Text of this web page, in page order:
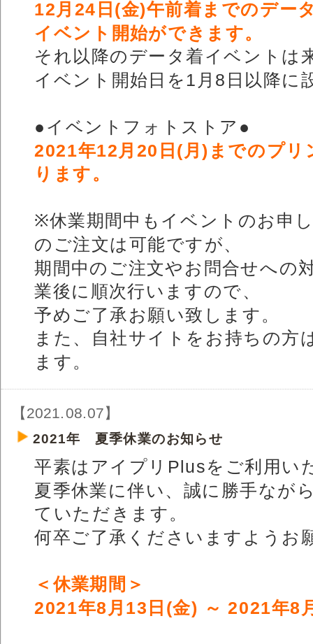
12月24日(金)午前着までのデー
イベント開始ができます。
それ以降のデータ着イベントは
イベント開始日を1月8日以降に
●イベントフォトストア●
2021年12月20日(月)までのプリ
ります。
※休業期間中もイベントのお申
のご注文は可能ですが、
期間中のご注文やお問合せへの
業後に順次行いますので、
予めご了承お願い致します。
また、自社サイトをお持ちの方
ます。
【2021.08.07】
2021年 夏季休業のお知らせ
平素はアイプリPlusをご利用い
夏季休業に伴い、誠に勝手なが
ていただきます。
何卒ご了承くださいますようお
＜休業期間＞
2021年8月13日(金) ～ 2021年8